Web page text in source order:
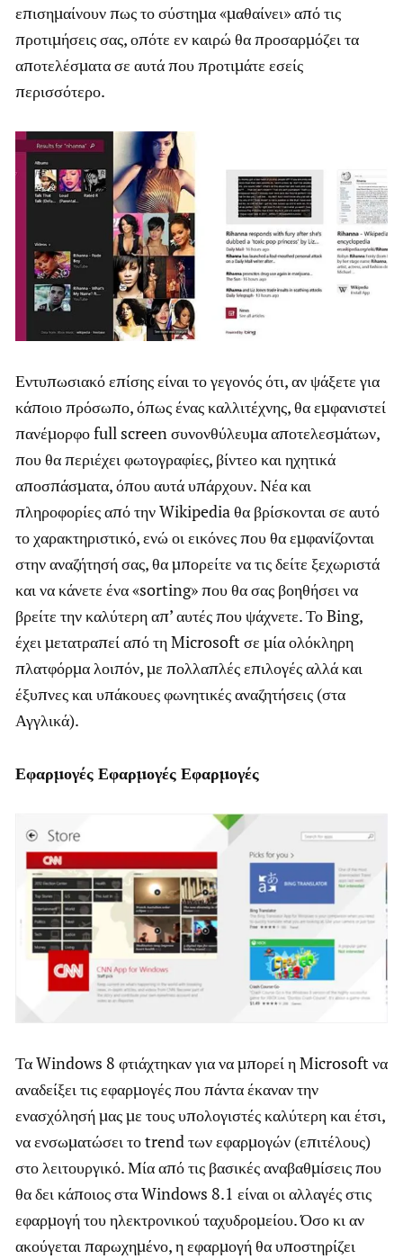
επισημαίνουν πως το σύστημα «μαθαίνει» από τις
προτιμήσεις σας, οπότε εν καιρώ θα προσαρμόζει τα
αποτελέσματα σε αυτά που προτιμάτε εσείς
περισσότερο.
Εντυπωσιακό επίσης είναι το γεγονός ότι, αν ψάξετε για
κάποιο πρόσωπο, όπως ένας καλλιτέχνης, θα εμφανιστεί
πανέμορφο full screen συνονθύλευμα αποτελεσμάτων,
που θα περιέχει φωτογραφίες, βίντεο και ηχητικά
αποσπάσματα, όπου αυτά υπάρχουν. Νέα και
πληροφορίες από την Wikipedia θα βρίσκονται σε αυτό
το χαρακτηριστικό, ενώ οι εικόνες που θα εμφανίζονται
στην αναζήτησή σας, θα μπορείτε να τις δείτε ξεχωριστά
και να κάνετε ένα «sorting» που θα σας βοηθήσει να
βρείτε την καλύτερη απ’ αυτές που ψάχνετε. Το Bing,
έχει μετατραπεί από τη Microsoft σε μία ολόκληρη
πλατφόρμα λοιπόν, με πολλαπλές επιλογές αλλά και
έξυπνες και υπάκουες φωνητικές αναζητήσεις (στα
Αγγλικά).
Εφαρμογές Εφαρμογές Εφαρμογές
Τα Windows 8 φτιάχτηκαν για να μπορεί η Microsoft να
αναδείξει τις εφαρμογές που πάντα έκαναν την
ενασχόλησή μας με τους υπολογιστές καλύτερη και έτσι,
να ενσωματώσει το trend των εφαρμογών (επιτέλους)
στο λειτουργικό. Μία από τις βασικές αναβαθμίσεις που
θα δει κάποιος στα Windows 8.1 είναι οι αλλαγές στις
εφαρμογή του ηλεκτρονικού ταχυδρομείου. Όσο κι αν
ακούγεται παρωχημένο, η εφαρμογή θα υποστηρίζει